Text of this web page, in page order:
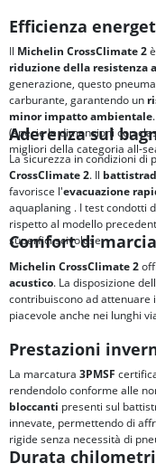
Efficienza
Il Michelin CrossClimate 2
riduzione della resistenza
generazione, questo
carburante, garantendo un
minor impatto ambientale
(specie le dimensioni con
migliori della categoria all-
Aderenza sul
La sicurezza in condizioni di
CrossClimate 2. Il
favorisce l'evacuazione
aquaplaning . I test condotti
rispetto al modello
superfici scivolose.
Comfort di
Michelin CrossClimate 2
acustico. La disposizione
contribuiscono ad attenuare
piacevole anche nei lunghi
Prestazioni
La marcatura 3PMSF
rendendolo conforme alle
bloccanti presenti sul
innevate, permettendo di
rigide senza necessità di
Durata